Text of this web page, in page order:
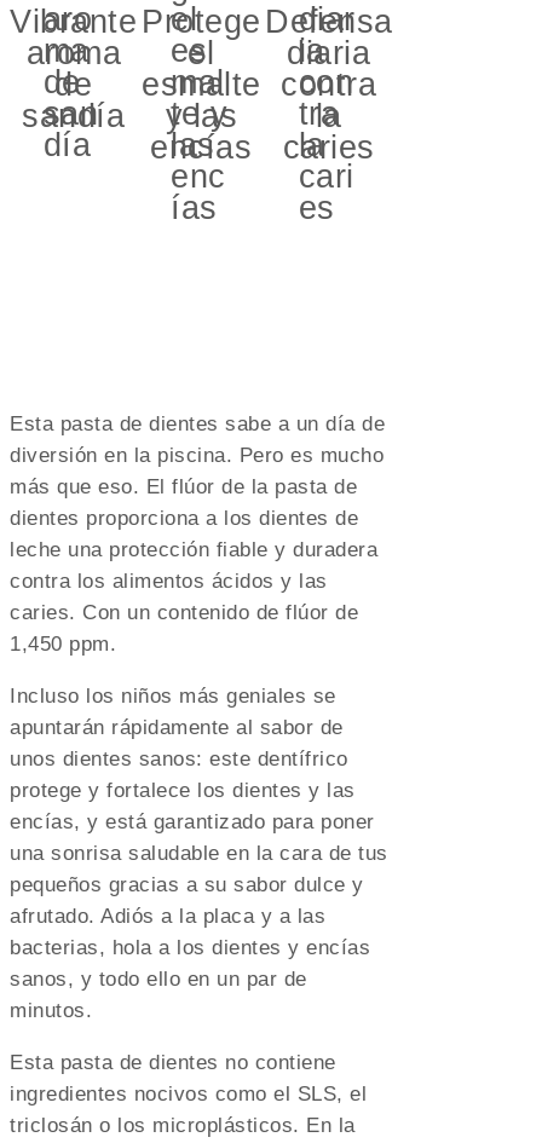
Vibrante
aroma
de
sandía
Protege
el
esmalte
y las
encías
Defensa
diaria
contra
la
caries
Esta pasta de dientes sabe a un día de
diversión en la piscina. Pero es mucho
más que eso. El flúor de la pasta de
dientes proporciona a los dientes de
leche una protección fiable y duradera
contra los alimentos ácidos y las
caries. Con un contenido de flúor de
1,450 ppm.
Incluso los niños más geniales se
apuntarán rápidamente al sabor de
unos dientes sanos: este dentífrico
protege y fortalece los dientes y las
encías, y está garantizado para poner
una sonrisa saludable en la cara de tus
pequeños gracias a su sabor dulce y
afrutado. Adiós a la placa y a las
bacterias, hola a los dientes y encías
sanos, y todo ello en un par de
minutos.
Esta pasta de dientes no contiene
ingredientes nocivos como el SLS, el
triclosán o los microplásticos. En la